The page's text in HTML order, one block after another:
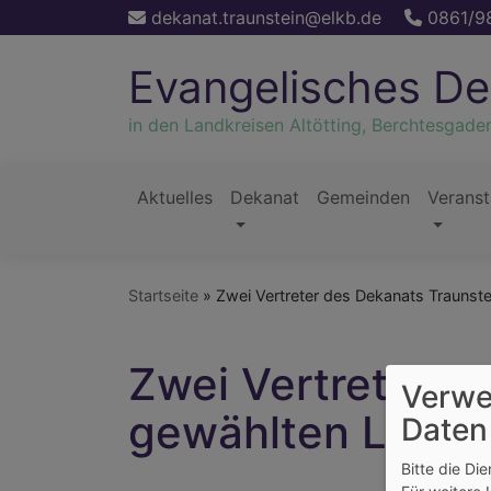
zum
dekanat.traunstein@elkb.de 0861/
Evangelisches
in den Landkreisen Altötting,
Hauptnavigation
Aktuelles Dekanat Gemeinden
Startseite Zwei Vertreter des Dekanats
Zwei Vertreter
gewählten
Bitte die